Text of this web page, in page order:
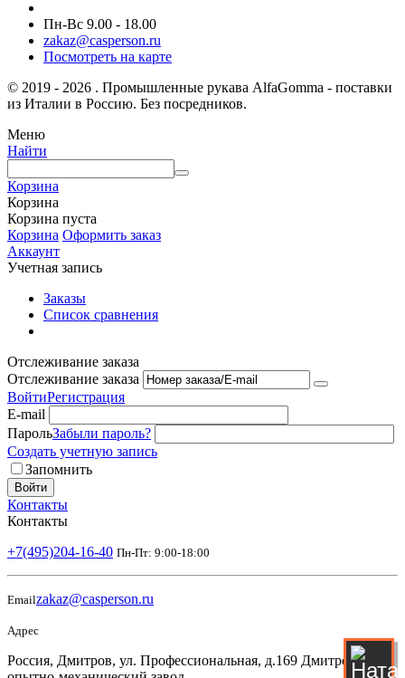
Пн-Вс 9.00 - 18.00
zakaz@casperson.ru
Посмотреть на карте
© 2019 - 2026 . Промышленные рукава AlfaGomma - поставки
из Италии в Россию. Без посредников.
Меню
Найти
Корзина
Корзина
Корзина пуста
Корзина Оформить заказ
Аккаунт
Учетная запись
Заказы
Список сравнения
Отслеживание заказа
Отслеживание заказа
ВойтиРегистрация
E-mail
ПарольЗабыли пароль?
Создать учетную запись
Запомнить
Войти
Контакты
Контакты
+7(495)204-16-40 Пн-Пт: 9:00-18:00
Emailzakaz@casperson.ru
Адрес
Россия, Дмитров, ул. Профессиональная, д.169 Дмитровский